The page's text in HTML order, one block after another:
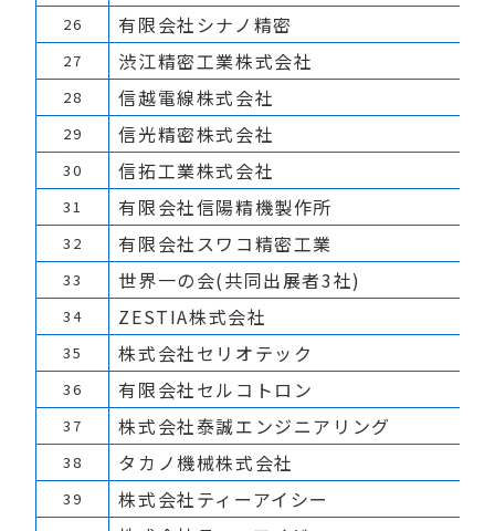
26 有限会社シナノ精密
27 渋江精密工業株式会社
28 信越電線株式会社
29 信光精密株式会社
30 信拓工業株式会社
31 有限会社信陽精機製作所
32 有限会社スワコ精密工業
33 世界一の会(共同出展者3社)
34 ZESTIA株式会社
35 株式会社セリオテック
36 有限会社セルコトロン
37 株式会社泰誠エンジニアリング
38 タカノ機械株式会社
39 株式会社ティーアイシー